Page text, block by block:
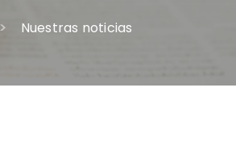
Nuestras noticias